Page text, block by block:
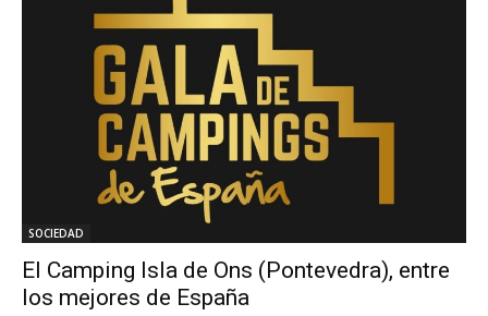
SOCIEDAD
El Camping Isla de Ons (Pontevedra), entre
los mejores de España